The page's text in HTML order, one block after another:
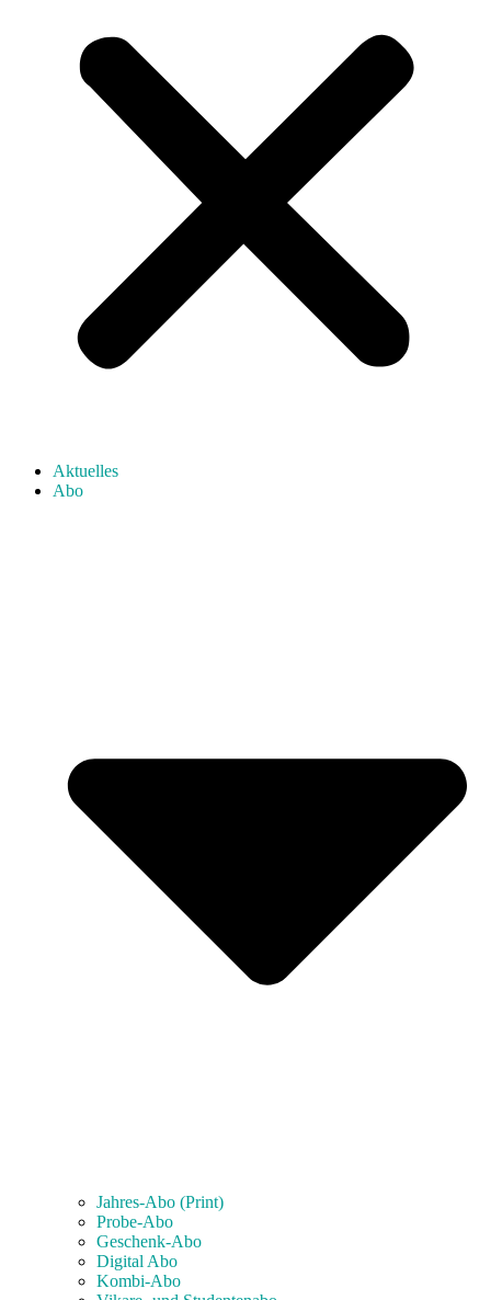
Aktuelles
Abo
Jahres-Abo (Print)
Probe-Abo
Geschenk-Abo
Digital Abo
Kombi-Abo